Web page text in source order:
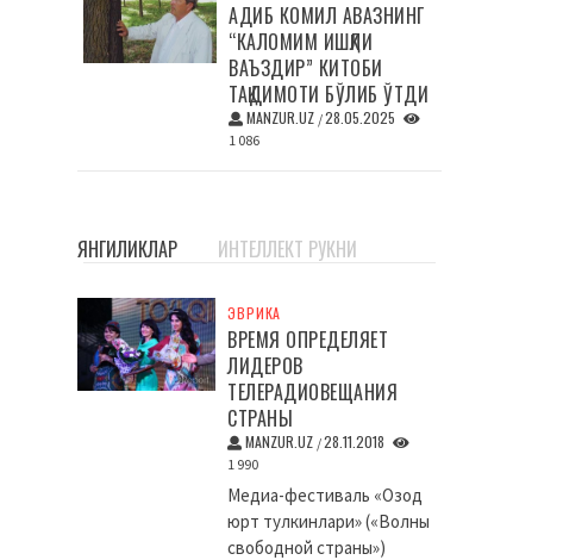
АДИБ КОМИЛ АВАЗНИНГ
“КАЛОМИМ ИШҚЛИ
ВАЪЗДИР” КИТОБИ
ТАҚДИМОТИ БЎЛИБ ЎТДИ
MANZUR.UZ /28.05.2025
1 086
ЯНГИЛИКЛАР ИНТЕЛЛЕКТ РУКНИ
ЭВРИКА
ВРЕМЯ ОПРЕДЕЛЯЕТ
ЛИДЕРОВ
ТЕЛЕРАДИОВЕЩАНИЯ
СТРАНЫ
MANZUR.UZ /28.11.2018
1 990
Медиа-фестиваль «Озод
юрт тулкинлари» («Волны
свободной страны»)